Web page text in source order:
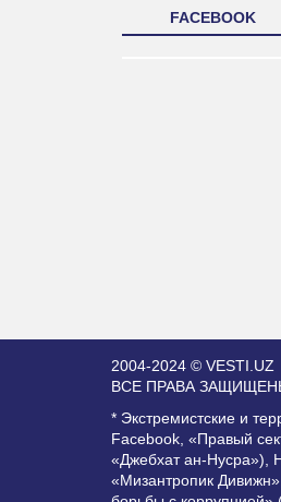
FACEBOOK
2004-2024 © VESTI.UZ
ВСЕ ПРАВА
* Экстремистские и
Facebook, «Правый
«Джебхат ан-Нусра»),
«Мизантропик